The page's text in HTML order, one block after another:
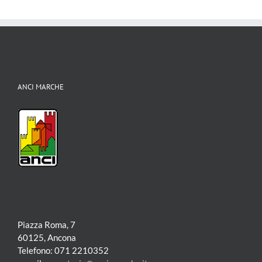
ANCI MARCHE
Piazza Roma, 7
60125, Ancona
Telefono: 071 2210352